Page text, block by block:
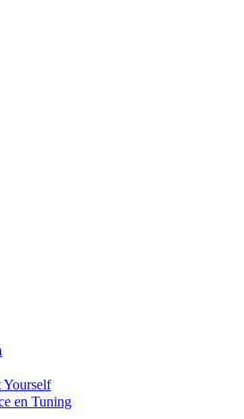
en Tuning